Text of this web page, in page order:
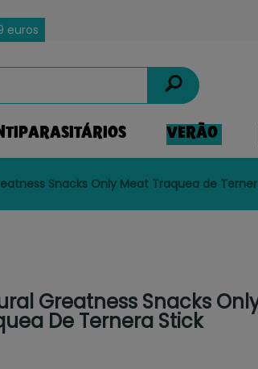
euros
VERÃO
Snacks Only Meat Traquea de
Greatness Snacks
De Ternera Stick